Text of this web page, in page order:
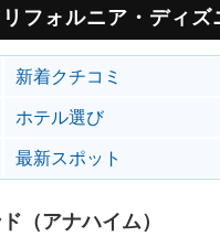
リフォルニア・ディズ
新着クチコミ
ホテル選び
最新スポット
（アナハイム）